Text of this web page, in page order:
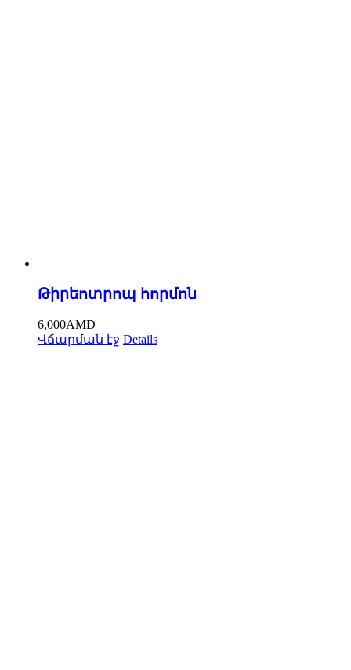
Թիրեոտրոպ հորմոն
6,000AMD
Վճարման էջ Details